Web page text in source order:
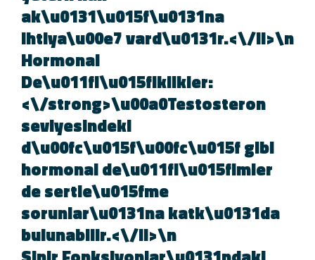
ak\u0131\u015f\u0131na
ihtiya\u00e7 vard\u0131r.<\/
Hormonal
De\u011fi\u015fiklikler:
<\/strong>\u00a0Testosteron
seviyesindeki
d\u00fc\u015f\u00fc\u015f gibi
hormonal de\u011fi\u015fimler
de sertle\u015fme
sorunlar\u0131na katk\u0131da
bulunabilir.<\/li>\n